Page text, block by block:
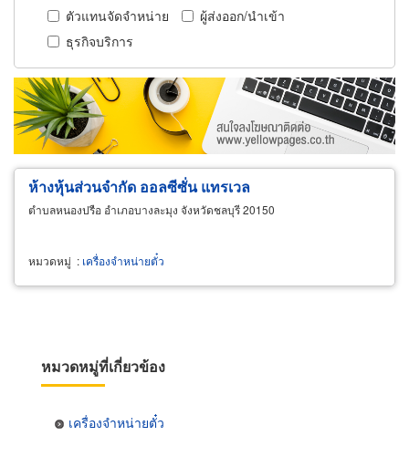
ตัวแทนจัดจำหน่าย
ผู้ส่งออก/นำเข้า
ธุรกิจบริการ
ห้างหุ้นส่วนจำกัด ออลซีซั่น แทรเวล
ตำบลหนองปรือ อำเภอบางละมุง จังหวัดชลบุรี 20150
หมวดหมู่ : เครื่องจำหน่ายตั๋ว
หมวดหมู่ที่เกี่ยวข้อง
เครื่องจำหน่ายตั๋ว